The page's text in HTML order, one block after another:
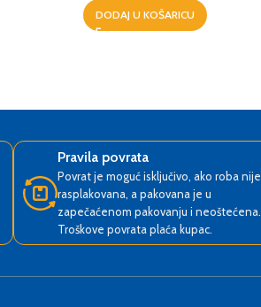
DODAJ U KOŠARICU
Pravila povrata
Povrat je moguć isključivo, ako roba nije
rasplakovana, a pakovana je u
zapečaćenom pakovanju i neoštećena.
Troškove povrata plaća kupac.